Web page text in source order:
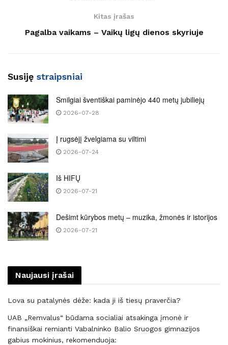
Kitas įrašas
Pagalba vaikams – Vaikų ligų dienos skyriuje
Susiję straipsniai
Smilgiai šventiškai paminėjo 440 metų jubiliejų
2026-07-28
Į rugsėjį žvelgiama su viltimi
2026-07-24
Iš HIFŲ
2026-07-21
Dešimt kūrybos metų – muzika, žmonės ir istorijos
2026-07-21
Naujausi įrašai
Lova su patalynės dėže: kada ji iš tiesų praverčia?
UAB „Remvalus“ būdama socialiai atsakinga įmonė ir
finansiškai remianti Vabalninko Balio Sruogos gimnazijos
gabius mokinius, rekomenduoja: